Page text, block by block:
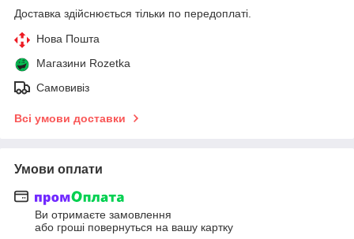
Доставка здійснюється тільки по передоплаті.
Нова Пошта
Магазини Rozetka
Самовивіз
Всі умови доставки
Умови оплати
Ви отримаєте замовлення
або гроші повернуться на вашу картку